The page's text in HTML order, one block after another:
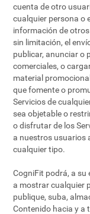
cuenta de otro
cualquier persona o
información de
sin limitación, el
publicar, anunciar o
comerciales, o
material
que fomente o
Servicios de
sea objetable o
o disfrutar de los
a nuestros usuarios
cualquier tipo.
CogniFit podrá, a su
a mostrar cualquier
publique, suba,
Contenido hacia y a